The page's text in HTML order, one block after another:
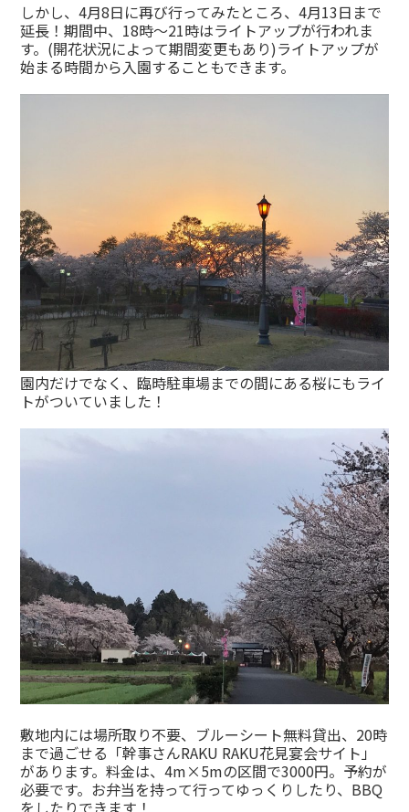
しかし、4月8日に再び行ってみたところ、4月13日まで
延長！期間中、18時〜21時はライトアップが行われま
す。(開花状況によって期間変更もあり)ライトアップが
始まる時間から入園することもできます。
園内だけでなく、臨時駐車場までの間にある桜にもライ
トがついていました！
敷地内には場所取り不要、ブルーシート無料貸出、20時
まで過ごせる「幹事さんRAKU RAKU花見宴会サイト」
があります。料金は、4m×5mの区間で3000円。予約が
必要です。お弁当を持って行ってゆっくりしたり、BBQ